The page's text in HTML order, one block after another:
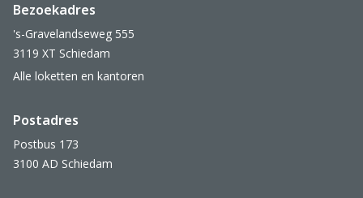
Bezoekadres
's-Gravelandseweg 555
3119 XT Schiedam
Alle loketten en kantoren
Postadres
Postbus 173
3100 AD Schiedam